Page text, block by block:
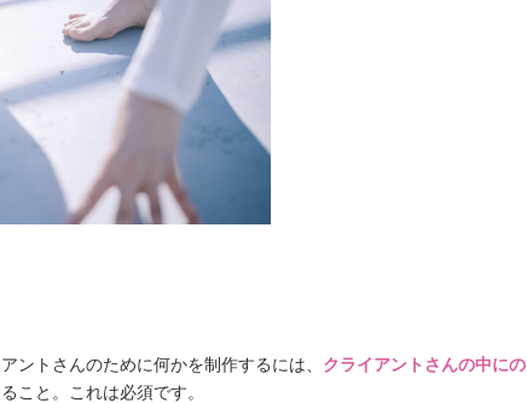
ントさんのために何かを制作するには、 クライアントさんの中にの
こと。これは必須です。